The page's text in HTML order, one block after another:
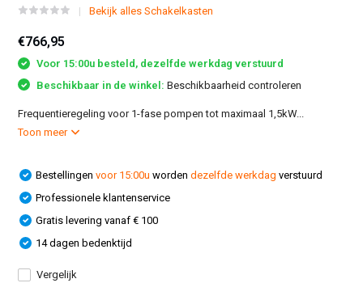
Bekijk alles Schakelkasten
€766,95
Voor 15:00u besteld, dezelfde werkdag verstuurd
Beschikbaar in de winkel:Beschikbaarheid controleren
Frequentieregeling voor 1-fase pompen tot maximaal 1,5kW...
Toon meer
Bestellingenvoor 15:00u worden dezelfde werkdag verstuurd
Professionele klantenservice
Gratis levering vanaf € 100
14 dagen bedenktijd
Vergelijk